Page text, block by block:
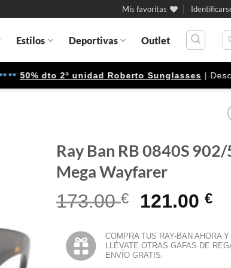
Mis favoritas
Estilos Deportivas Outlet
50% dto 2ª unidad Roberto Sunglasses |
Ray Ban RB 0840S
Mega Wayfarer
173.00€
El
original
era:
121.00 €El
COMPRA TUS RAY-BAN AHORA Y
LLÉVATE OTRAS GAFAS DE
ENVÍO GRATIS.